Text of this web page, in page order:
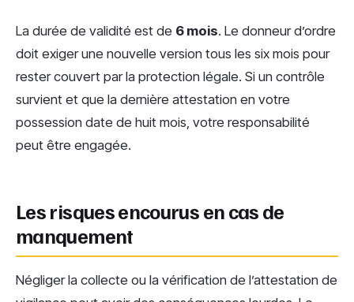
La durée de validité est de 6 mois. Le donneur d’ordre
doit exiger une nouvelle version tous les six mois pour
rester couvert par la protection légale. Si un contrôle
survient et que la dernière attestation en votre
possession date de huit mois, votre responsabilité
peut être engagée.
Les risques encourus en cas de
manquement
Négliger la collecte ou la vérification de l’attestation de